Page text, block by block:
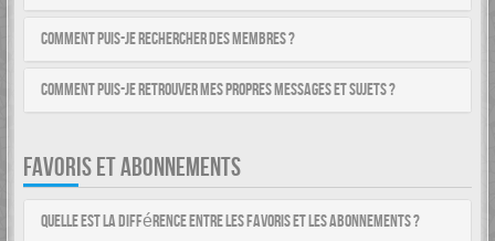
Comment puis-je rechercher des membres ?
Comment puis-je retrouver mes propres messages et sujets ?
FAVORIS ET ABONNEMENTS
Quelle est la différence entre les favoris et les abonnements ?